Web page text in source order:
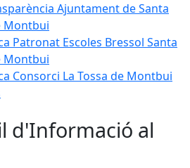
Ajuntament de Santa
Montbui
Patronat Escoles Bressol Santa
Montbui
Consorci La Tossa de Montbui
d'Informació al